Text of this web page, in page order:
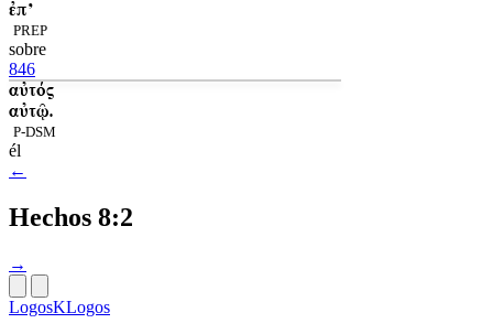
ἐπ’
PREP
sobre
846
αὐτός
αὐτῷ.
P-DSM
él
←
Hechos 8:2
→
LogosKLogos